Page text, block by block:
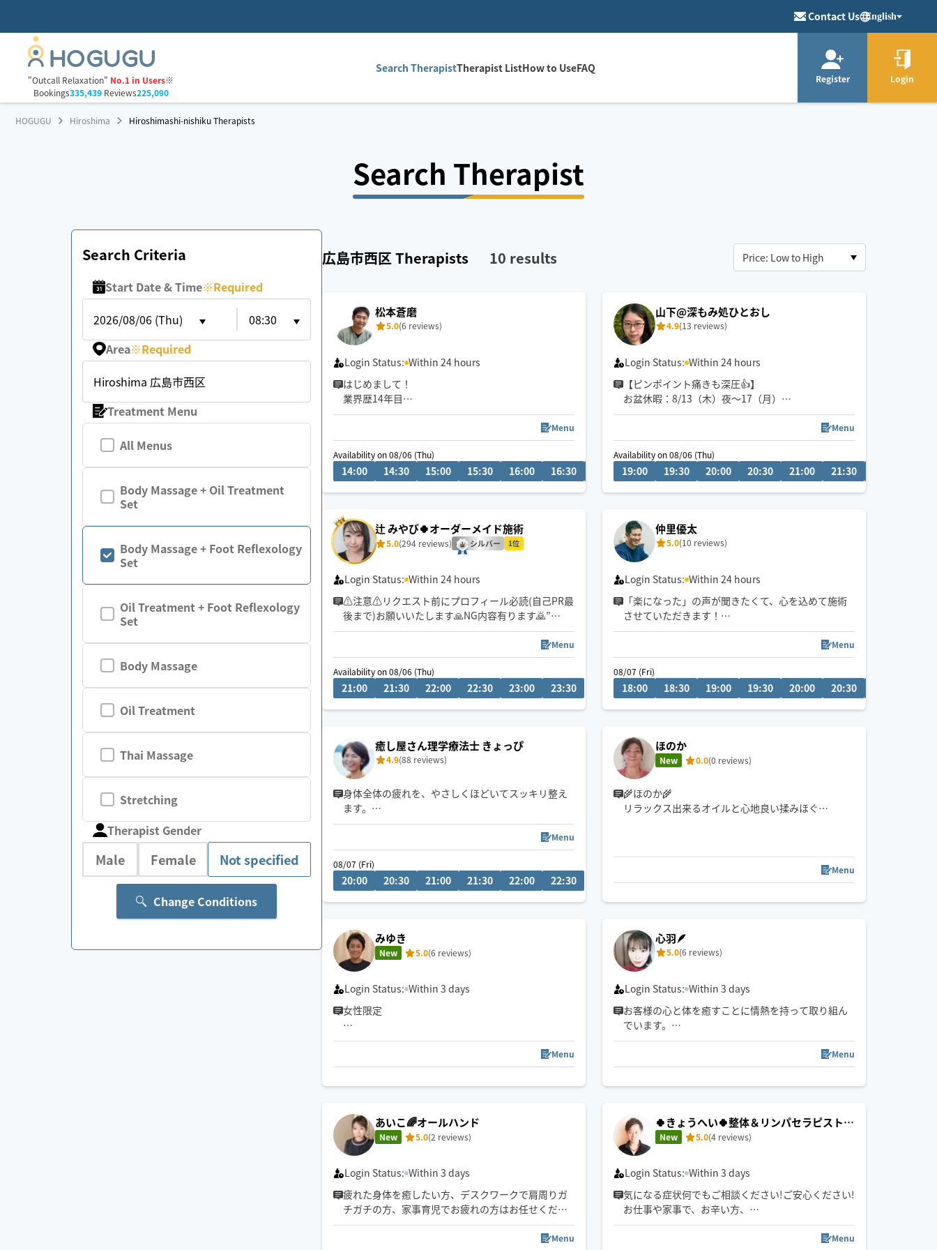
Contact Us English
"Outcall Relaxation" No.1 in Users※
Bookings335,439Reviews225,090
Search TherapistTherapist ListHow to UseFAQ
Register Login
HOGUGU Hiroshima Hiroshimashi-nishiku Therapists
Search Therapist
Search Criteria
Start Date & Time※Required
2026/08/06 (Thu)
08:30
Area※Required
Hiroshima 広島市西区
Treatment Menu
All Menus
Body Massage + Oil Treatment
Set
Body Massage + Foot Reflexology
Set
Oil Treatment + Foot Reflexology
Set
Body Massage
Oil Treatment
Thai Massage
Stretching
Therapist Gender
Male Female Not specified
Change Conditions
広島市西区 Therapists 10 results
松本蒼磨
5.0(6 reviews)
Login Status: Within 24 hours
はじめまして！
業界歴14年目
柔道整復師の資格保有
接骨院やリラクゼーション業界で多くのお客様の施
術に携わってきました。
接骨院では院長経験もあり、体のお悩みに幅広く対
ただ強く押すだけではなく、お体の状態や反応を見
ながら、負担の少ない施術を心がけています。
「疲れが抜けない」
「首肩腰がつらい」
「どこへ行ってもスッキリしない」
そんな方はぜひ一度ご相談ください。
Menu
Availability on 08/06 (Thu)
14:00 14:30 15:00 15:30 16:00 16:30 17:30 18:00 18:30 19:00 19:30
山下@深もみ処ひとおし
4.9(13 reviews)
Login Status: Within 24 hours
【ピンポイント痛きも深圧👍】
お盆休暇：8/13（木）夜〜17（月）
​「山下さんじゃないと届かない！」
と指名される、芯まで届く深い圧のほぐしが得意で
す。
張りすぎて触られるだけで痛いお疲れを、優しく
徐々にほぐすのもお任せください💪
Menu
Availability on 08/06 (Thu)
19:00 19:30 20:00 20:30 21:00 21:30
辻 みやび🍀オーダーメイド施術
5.0(294 reviews) シルバー 1位
Login Status: Within 24 hours
⚠️注意⚠️リクエスト前にプロフィール必読(自己PR最
後まで)お願いいたします🙏NG内容有ります🙇”
皆さまのおかげで中四国1位になれました🏅🌟ありが
とうございます✨🥹✨
お客様のお好みご要望に寄り添ったオーダーメイド
きます👐✨️是非お身体をゆだねて下さい😊
Menu
Availability on 08/06 (Thu)
21:00 21:30 22:00 22:30 23:00 23:30
08/07 (Fri)
00:00 00:30 01:00 01:30 02:00 02:30
仲里優太
5.0(10 reviews)
Login Status: Within 24 hours
「楽になった」の声が聞きたくて、心を込めて施術
させていただきます！
※車移動の為、駐車場の有無を教えていただけると
嬉しいです🙇
※施術中、運転中などで返信が遅れる場合がござい
ます。
Menu
08/07 (Fri)
18:00 18:30 19:00 19:30 20:00 20:30
癒し屋さん理学療法士 きょっぴ
4.9(88 reviews)
身体全体の疲れを、やさしくほどいてスッキリ整え
ます。
出張先での疲れや、デスクワークによる首・肩・腰
その日の状態に合わせた“ちょうどいいケア”で、終
わったあとにしっかり軽さを実感していただけま
す。
Menu
08/07 (Fri)
20:00 20:30 21:00 21:30 22:00 22:30 09:00 09:30 10:00 10:30 11:00 11:30
ほのか
New 0.0(0 reviews)
🌾ほのか🌾
リラックス出来るオイルと心地良い揉みほぐし✨️
Menu
みゆき
New 5.0(6 reviews)
Login Status: Within 3 days
女性限定
これまでのご利用に感謝しております。
現在は男性のお客様はご紹介・ご夫婦でのご利用に
限り承っております。
Menu
心羽🪶
5.0(6 reviews)
Login Status: Within 3 days
お客様の心と体を癒すことに情熱を持って取り組ん
でいます。
心と体のリラックスを体感していただければ幸いで
す。皆さまの癒しのお手伝いができることを心から
楽しみにしております。よろしくお願いいたしま
す。
土日祝、夜は出られません。
西区〜出発です
移動は電車🚃、バス🚌などの交通機関を利用しま
す。中心街辺りは１時間ほどかかります。
Menu
あいこ🌈オールハンド
New 5.0(2 reviews)
Login Status: Within 3 days
疲れた身体を癒したい方、デスクワークで肩周りガ
チガチの方、家事育児でお疲れの方はお任せくださ
い♪
Menu
🍀きょうへい🍀整体＆リンパセラピスト
(５月より再開)
New 5.0(4 reviews)
Login Status: Within 3 days
気になる症状何でもご相談ください!ご安心ください!
お仕事や家事で、お辛い方、
マタニティまで実績多数
Menu